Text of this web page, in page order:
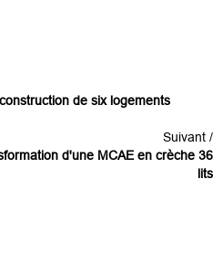
de six logements
Suivant /
d'une MCAE en crèche 36
lits